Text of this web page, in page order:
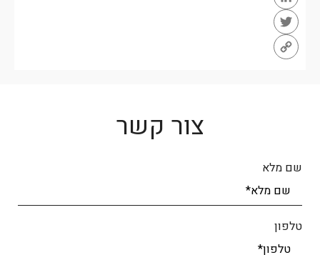
צור קשר
שם מלא
טלפון